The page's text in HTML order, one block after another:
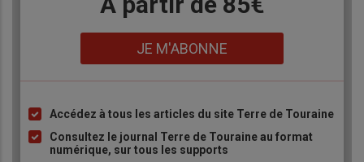
JE M'ABONNE
Liste
à
puce
Accédez à tous les articles du site Terre de Touraine
Consultez le journal Terre de Touraine au format
numérique, sur tous les supports